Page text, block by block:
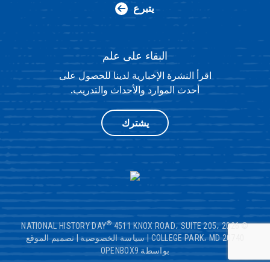
يتبرع
البقاء على علم
اقرأ النشرة الإخبارية لدينا للحصول على
أحدث الموارد والأحداث والتدريب.
يشترك
© 2026 NATIONAL HISTORY DAY
® 4511 KNOX ROAD، SUITE 205،
COLLEGE PARK، MD 20740|سياسة الخصوصية|تصميم الموقع
بواسطة OPENBOX9